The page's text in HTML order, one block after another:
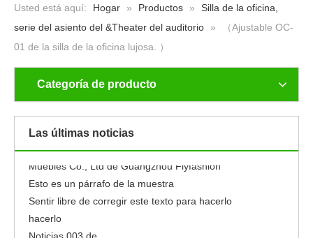
Usted está aquí: Hogar » Productos »
Silla de la oficina,
serie del asiento del &Theater del auditorio
»
（Ajustable OC-
01 de la silla de la oficina lujosa. ）
Categoría de producto
Las últimas noticias
Noticias 001 de
Noticias 005 de
Esto es un párrafo de la muestra
Sentir libre de corregir este texto para hacerlo
hacerlo
Noticias 003 de